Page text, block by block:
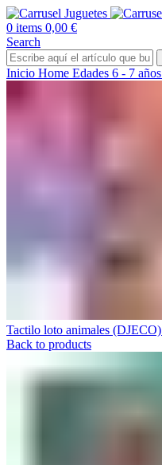
0 items 0,00 €
Search
Inicio Home Edades 6 - 7 años
Tactilo loto animales (DJECO)
Back to products